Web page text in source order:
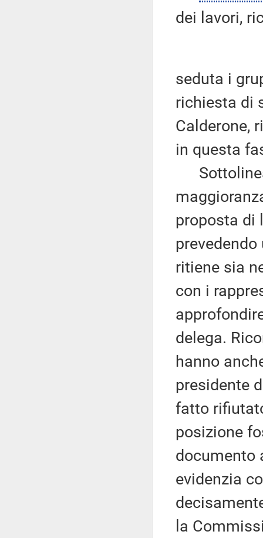
dei lavori,
seduta i
richiesta di
Calderone,
in questa
proposta di
ritiene sia
con i
delega.
hanno
presidente
fatto
posizione
documento
evidenzia
la